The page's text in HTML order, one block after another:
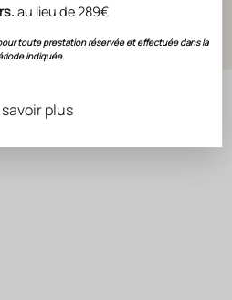
au lieu de 289€
toute prestation réservée et effectuée dans la
indiquée.
savoir plus